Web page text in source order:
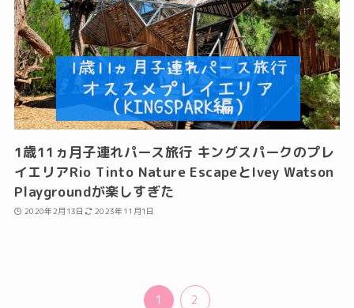
1歳11ヵ月子連れパース旅行 キングスパークのプレ
イエリアRio Tinto Nature EscapeとIvey Watson
Playgroundが楽しすぎた
2020年2月13日 2023年11月1日
1 2